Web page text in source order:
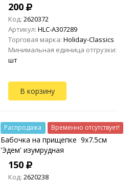
200
Код: 2620372
Артикул: HLC-A307289
Торговая марка: Holiday-Classics
Минимальная единица отгрузки:
шт
В корзину
Распродажа Временно отсутствует!
Бабочка на прищепке 9х7.5см
'Эдем' изумрудная
150
Код: 2620238